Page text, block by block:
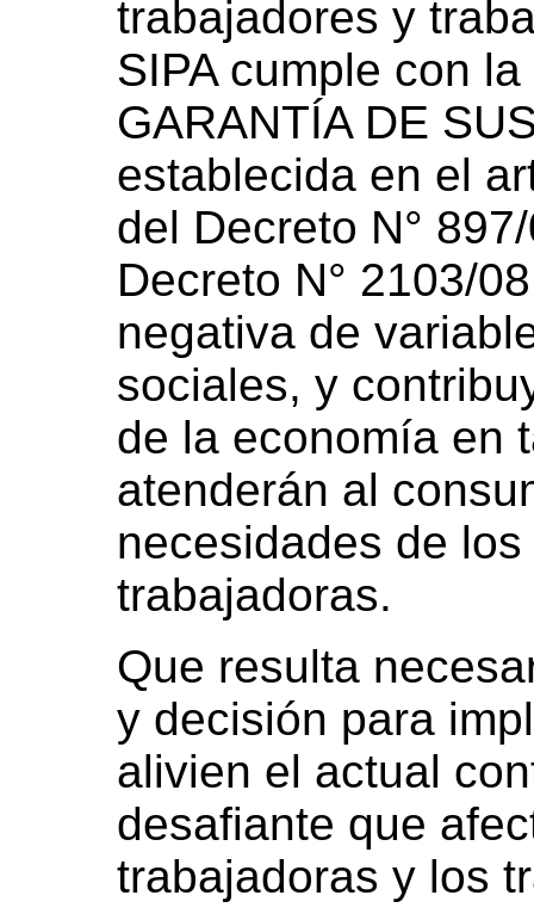
trabajadores y
SIPA cumple con
GARANTÍA DE
establecida en el
del Decreto N°
Decreto N° 2103/
negativa de
sociales, y
de la economía en
atenderán al
necesidades de
trabajadoras.
Que resulta
y decisión para
alivien el actual
desafiante que
trabajadoras y los